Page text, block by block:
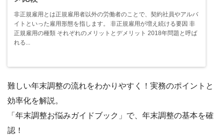
非正規雇用とは正規雇用者以外の労働者のことで、契約社員やアルバ
イトといった雇用形態を指します。 非正規雇用が増え続ける要因 非
正規雇用の種類 それぞれのメリットとデメリット 2018年問題と呼ば
れる...
難しい年末調整の流れをわかりやすく！実務のポイントと
効率化を解説。
「年末調整お悩みガイドブック」で、年末調整の基本を確
認！